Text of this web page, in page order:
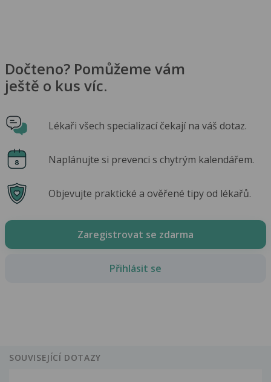
Dočteno? Pomůžeme vám
ještě o kus víc.
Lékaři všech specializací čekají na váš dotaz.
Naplánujte si prevenci s chytrým kalendářem.
Objevujte praktické a ověřené tipy od lékařů.
Zaregistrovat se zdarma
Přihlásit se
SOUVISEJÍCÍ DOTAZY